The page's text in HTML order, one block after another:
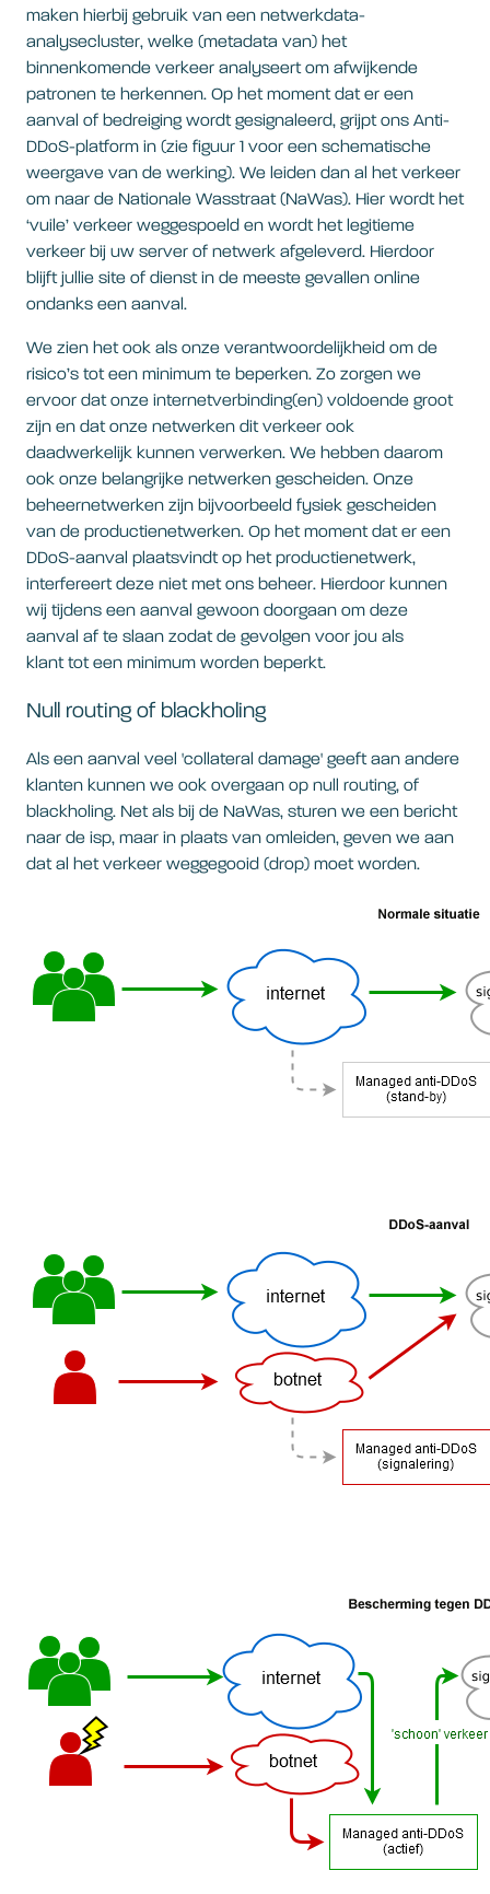
maken hierbij gebruik van een netwerkdata-
analysecluster, welke (metadata van) het
binnenkomende verkeer analyseert om afwijkende
patronen te herkennen. Op het moment dat er een
aanval of bedreiging wordt gesignaleerd, grijpt ons Anti-
DDoS-platform in (zie figuur 1 voor een schematische
weergave van de werking). We leiden dan al het verkeer
om naar de Nationale Wasstraat (NaWas). Hier wordt het
‘vuile’ verkeer weggespoeld en wordt het legitieme
verkeer bij uw server of netwerk afgeleverd. Hierdoor
blijft jullie site of dienst in de meeste gevallen online
ondanks een aanval.
We zien het ook als onze verantwoordelijkheid om de
risico’s tot een minimum te beperken. Zo zorgen we
ervoor dat onze internetverbinding(en) voldoende groot
zijn en dat onze netwerken dit verkeer ook
daadwerkelijk kunnen verwerken. We hebben daarom
ook onze belangrijke netwerken gescheiden. Onze
beheernetwerken zijn bijvoorbeeld fysiek gescheiden
van de productienetwerken. Op het moment dat er een
DDoS-aanval plaatsvindt op het productienetwerk,
interfereert deze niet met ons beheer. Hierdoor kunnen
wij tijdens een aanval gewoon doorgaan om deze
aanval af te slaan zodat de gevolgen voor jou als
klant tot een minimum worden beperkt.
Null routing of blackholing
Als een aanval veel 'collateral damage' geeft aan andere
klanten kunnen we ook overgaan op null routing, of
blackholing. Net als bij de NaWas, sturen we een bericht
naar de isp, maar in plaats van omleiden, geven we aan
dat al het verkeer weggegooid (drop) moet worden.